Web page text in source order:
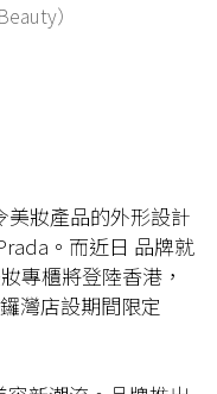
）
妝產品的外形設計
。而近日 品牌就
專櫃將登陸香港，
灣店設期間限定